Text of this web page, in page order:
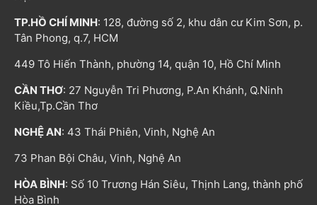
TP.HỒ CHÍ MINH: 128, đường số 2, khu dân cư Kim Sơn, p.
Tân Phong, q.7, HCM
449 Tô Hiến Thành, phường 14, quận 10, Hồ Chí Minh
CẦN THƠ: 27 Nguyễn Tri Phương, P.An Khánh, Q.Ninh
Kiều,Tp.Cần Thơ
NGHỆ AN: 43 Thái Phiên, Vinh, Nghệ An
73 Phan Bội Châu, Vinh, Nghệ An
HÒA BÌNH: Số 10 Trương Hán Siêu, Thịnh Lang, thành phố
Hòa Bình